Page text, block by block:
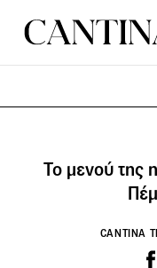
Το μενού της
CANTINA